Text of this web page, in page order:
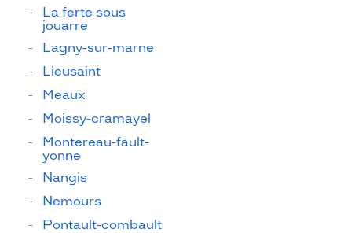
La ferte sous
jouarre
Lagny-sur-marne
Lieusaint
Meaux
Moissy-cramayel
Montereau-fault-
yonne
Nangis
Nemours
Pontault-combault